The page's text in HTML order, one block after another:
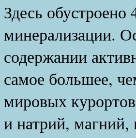
Здесь
минерализации.
содержании
самое большее,
мировых
и натрий, магний,